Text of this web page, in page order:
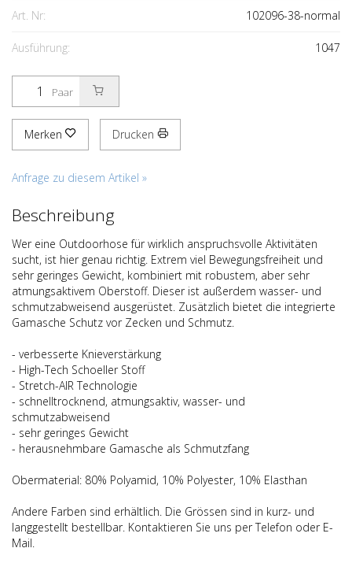
Art. Nr: 102096-38-normal
Ausführung: 1047
Paar
Merken Drucken
Anfrage zu diesem Artikel »
Beschreibung
Wer eine Outdoorhose für wirklich anspruchsvolle Aktivitäten
sucht, ist hier genau richtig. Extrem viel Bewegungsfreiheit und
sehr geringes Gewicht, kombiniert mit robustem, aber sehr
atmungsaktivem Oberstoff. Dieser ist außerdem wasser- und
schmutzabweisend ausgerüstet. Zusätzlich bietet die integrierte
Gamasche Schutz vor Zecken und Schmutz.
- verbesserte Knieverstärkung
- High-Tech Schoeller Stoff
- Stretch-AIR Technologie
- schnelltrocknend, atmungsaktiv, wasser- und
schmutzabweisend
- sehr geringes Gewicht
- herausnehmbare Gamasche als Schmutzfang
Obermaterial: 80% Polyamid, 10% Polyester, 10% Elasthan
Andere Farben sind erhältlich. Die Grössen sind in kurz- und
langgestellt bestellbar. Kontaktieren Sie uns per Telefon oder E-
Mail.